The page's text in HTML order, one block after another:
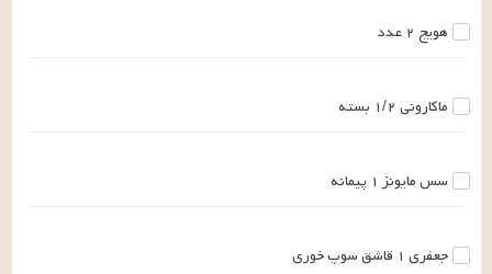
هویج ۲ عدد
ماکارونی ۱/۲ بسته
سس مایونز ۱ پیمانه
جعفری ۱ قاشق سوپ خوری